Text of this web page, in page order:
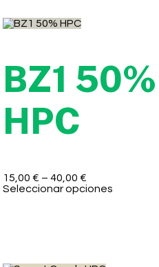
BZ1 50%
HPC
15,00 € – 40,00 €
Seleccionar opciones